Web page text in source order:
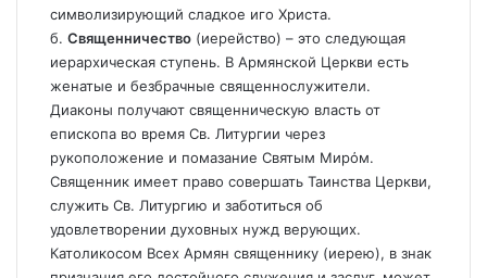
символизирующий сладкое иго Христа.
б. Священничество (иерейство) – это следующая
иерархическая ступень. В Армянской Церкви есть
женатые и безбрачные священнослужители.
Диаконы получают священническую власть от
епископа во время Св. Литургии через
рукоположение и помазание Святым Мирόм.
Священник имеет право совершать Таинства Церкви,
служить Св. Литургию и заботиться об
удовлетворении духовных нужд верующих.
Католикосом Всех Армян священнику (иерею), в знак